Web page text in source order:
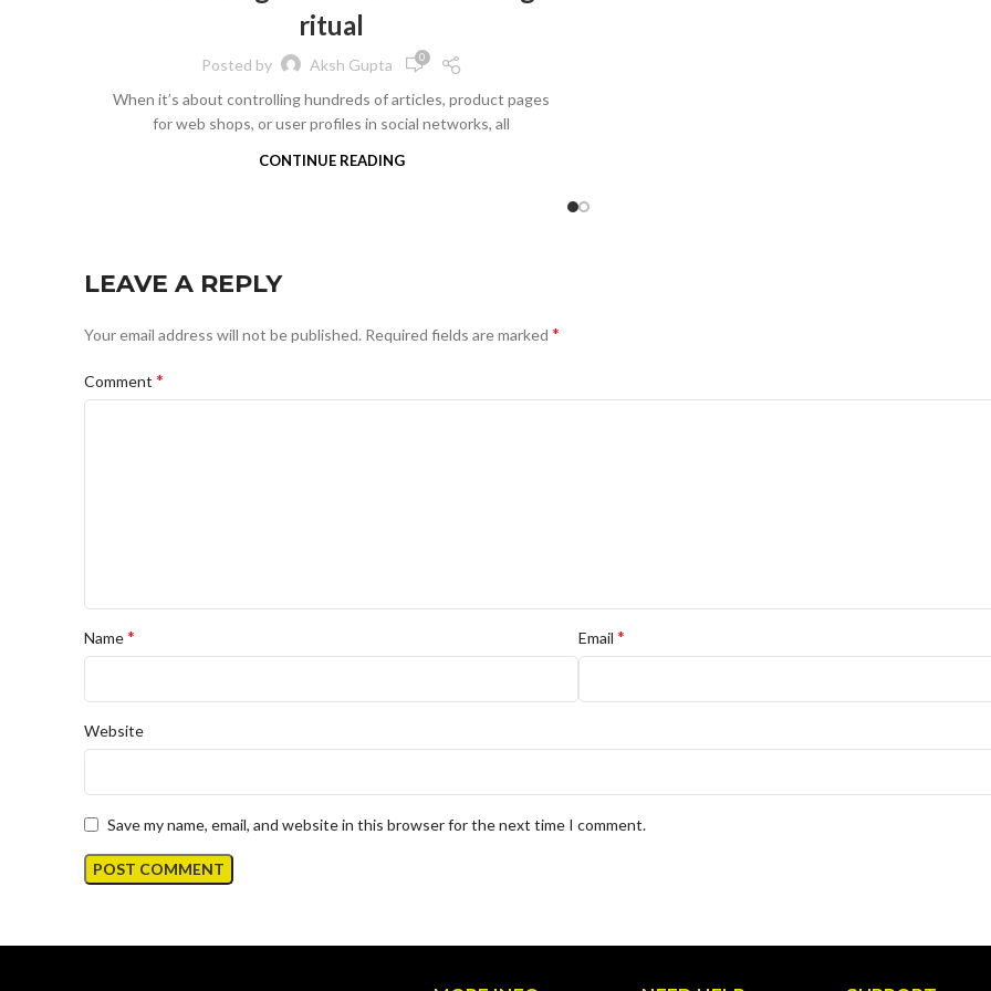
ritual
Posted by Aksh Gupta 0
When it’s about controlling hundreds of articles, product pages
for web shops, or user profiles in social networks, all
CONTINUE READING
LEAVE A REPLY
Your email address will not be published. Required fields are marked *
Comment *
Name* Email *
Website
Save my name, email, and website in this browser for the next time I comment.